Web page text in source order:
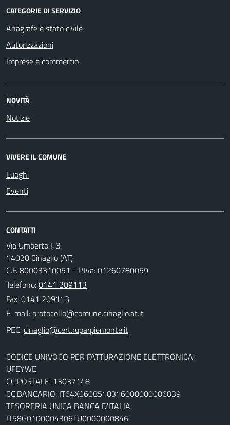
CATEGORIE DI SERVIZIO
Anagrafe e stato civile
Autorizzazioni
Imprese e commercio
NOVITÀ
Notizie
VIVERE IL COMUNE
Luoghi
Eventi
CONTATTI
Via Umberto I, 3
14020 Cinaglio (AT)
C.F. 80003310051 - P.Iva: 01260780059
Telefono:0141 209113
Fax: 0141 209113
E-mail:
PEC:
CODICE UNIVOCO PER FATTURAZIONE ELETTRONICA:
UFEYWE
CC.POSTALE: 13037148
CC.BANCARIO: IT64X0608510316000000006039
TESORERIA UNICA BANCA D'ITALIA:
IT58G0100004306TU0000000846